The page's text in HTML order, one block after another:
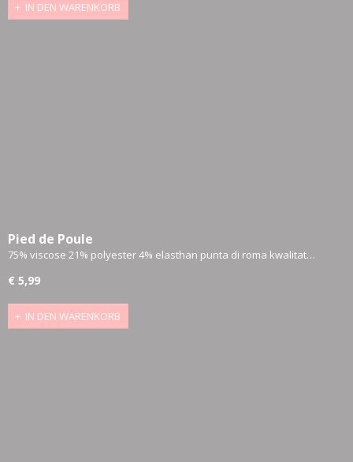
IN DEN WARENKORB
Pied de Poule
75% viscose 21% polyester 4% elasthan punta di roma kwalitat…
€ 5,99
IN DEN WARENKORB